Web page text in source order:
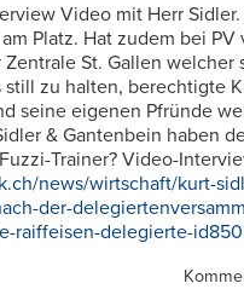
Video mit Herr
Platz. Hat zudem bei PV
St. Gallen welcher
still zu halten, berechtigte
seine eigenen Pfründe
& Gantenbein haben
Trainer? Video-
news/wirtschaft/kurt-
der-
raiffeisen-delegierte-